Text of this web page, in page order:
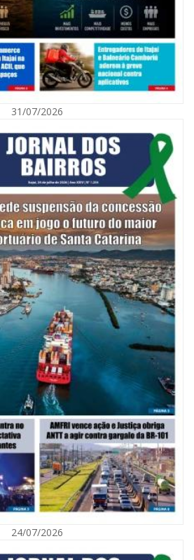
chuva, ventos fortes e queda de
Municipal de Habitação de Interesse
31/07/2026
24/07/2026